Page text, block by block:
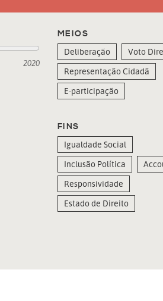
2020
MEIOS
Deliberação
Voto
Representação Cidadã
E-participação
FINS
Igualdade Social
Inclusão Política
Responsividade
Estado de Direito